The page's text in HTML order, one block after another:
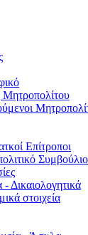
Επίτροποι
Συμβούλιο
Δικαιολογητικά
στοιχεία